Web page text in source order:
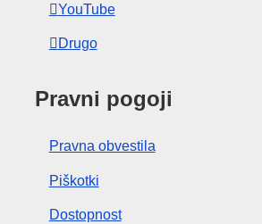
YouTube
Drugo
Pravni pogoji
Pravna obvestila
Piškotki
Dostopnost